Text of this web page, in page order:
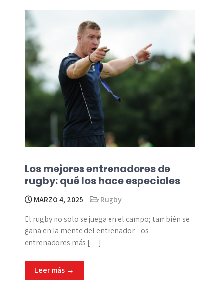
Los mejores entrenadores de
rugby: qué los hace especiales
MARZO 4, 2025
Rugby
El rugby no solo se juega en el campo; también se
gana en la mente del entrenador. Los
entrenadores más […]
Leer más →